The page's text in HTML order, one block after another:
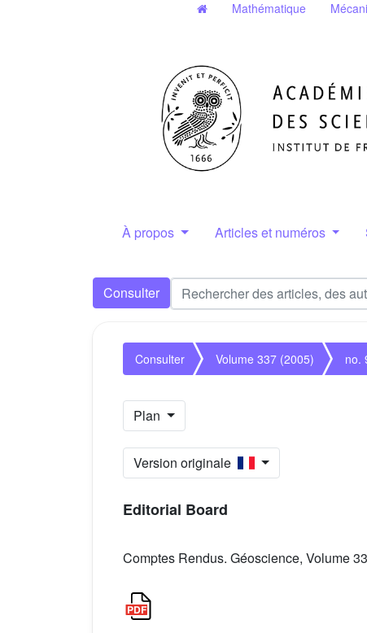
Mathématique
À propos Articles et numéros
Consulter
Consulter Volume 337 (2005) no.
Plan
Version originale
Editorial Board
Comptes Rendus. Géoscience, Volume